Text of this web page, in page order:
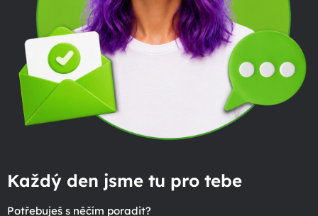
Každý den jsme tu pro tebe
Potřebuješ s něčím poradit?